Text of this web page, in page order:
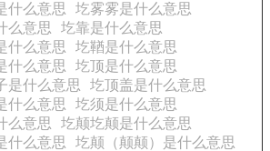
什么意思
圪雾雾是什么意思
么意思
圪靠是什么意思
什么意思
圪鞧是什么意思
什么意思
圪顶是什么意思
是什么意思
圪顶盖是什么意思
什么意思
圪须是什么意思
么意思
圪颠圪颠是什么意思
什么意思
圪颠（颠颠）是什么意思